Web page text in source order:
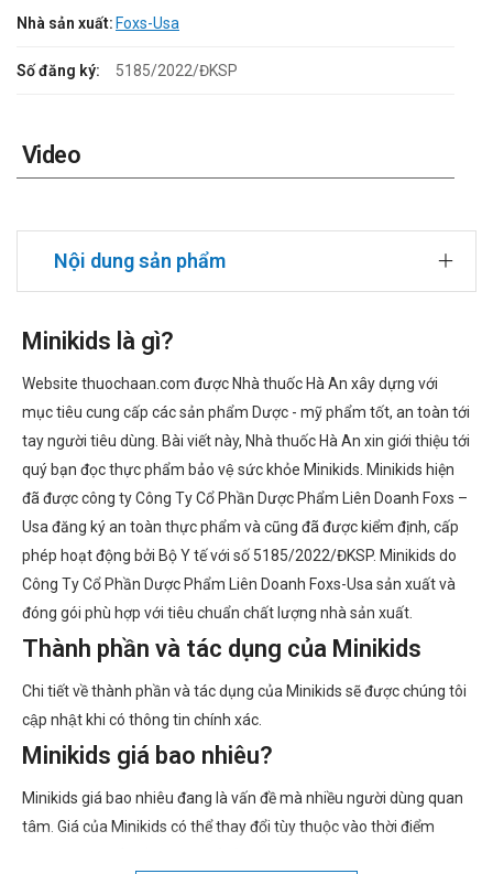
Nhà sản xuất: Foxs-Usa
Số đăng ký: 5185/2022/ĐKSP
Video
Nội dung sản phẩm
Minikids là gì?
Website thuochaan.com được Nhà thuốc Hà An xây dựng với
mục tiêu cung cấp các sản phẩm Dược - mỹ phẩm tốt, an toàn tới
tay người tiêu dùng. Bài viết này, Nhà thuốc Hà An xin giới thiệu tới
quý bạn đọc thực phẩm bảo vệ sức khỏe Minikids. Minikids hiện
đã được công ty Công Ty Cổ Phần Dược Phẩm Liên Doanh Foxs –
Usa đăng ký an toàn thực phẩm và cũng đã được kiểm định, cấp
phép hoạt động bởi Bộ Y tế với số 5185/2022/ĐKSP. Minikids do
Công Ty Cổ Phần Dược Phẩm Liên Doanh Foxs-Usa sản xuất và
đóng gói phù hợp với tiêu chuẩn chất lượng nhà sản xuất.
Thành phần và tác dụng của Minikids
Chi tiết về thành phần và tác dụng của Minikids sẽ được chúng tôi
cập nhật khi có thông tin chính xác.
Minikids giá bao nhiêu?
Minikids giá bao nhiêu đang là vấn đề mà nhiều người dùng quan
tâm. Giá của Minikids có thể thay đổi tùy thuộc vào thời điểm